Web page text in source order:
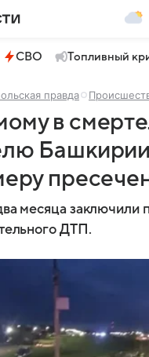
СВО Топливный
правда
в
Башкирии
месяца заключили
ДТП.